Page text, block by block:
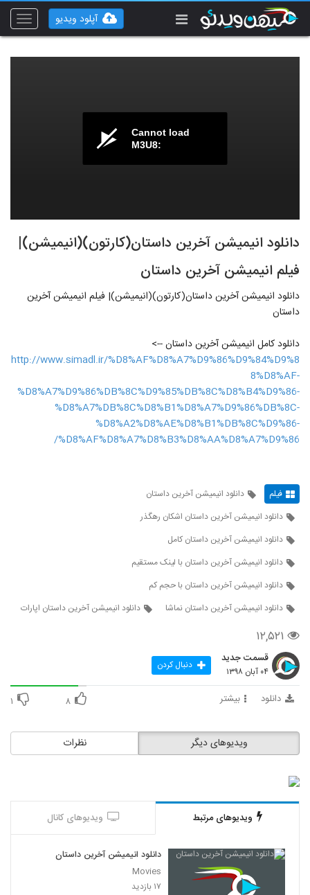
Toggle
آپلود ویدیو
Cannot load
M3U8:
دانلود انیمیشن آخرین داستان(کارتون)(انیمیشن)|
فیلم انیمیشن آخرین داستان
دانلود انیمیشن آخرین داستان(کارتون)(انیمیشن)| فیلم انیمیشن آخرین
داستان
دانلود کامل انیمیشن آخرین داستان -->
http://www.simadl.ir/%D8%AF%D8%A7%D9%86%D9%84%D9%8
8%D8%AF-
%D8%A7%D9%86%DB%8C%D9%85%DB%8C%D8%B4%D9%86-
%D8%A7%DB%8C%D8%B1%D8%A7%D9%86%DB%8C-
%D8%A2%D8%AE%D8%B1%DB%8C%D9%86-
%D8%AF%D8%A7%D8%B3%D8%AA%D8%A7%D9%86/
فیلم
دانلود انیمیشن آخرین داستان
دانلود انیمیشن آخرین داستان اشکان رهگذر
دانلود انیمیشن آخرین داستان کامل
دانلود انیمیشن آخرین داستان با لینک مستقیم
دانلود انیمیشن آخرین داستان با حجم کم
دانلود انیمیشن آخرین داستان نماشا
دانلود انیمیشن آخرین داستان اپارات
۱۲,۵۲۱
قسمت جدید
۰۴ آبان ۱۳۹۸ دنبال کردن
دانلود بیشتر ۸ ۱
نظرات ویدیوهای دیگر
ویدیوهای مرتبط ویدیوهای کانال
دانلود انیمیشن آخرین داستان
Movies
۱۷ بازدید